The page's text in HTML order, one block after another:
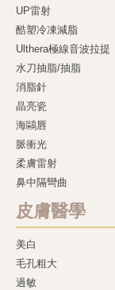
UP雷射
酷塑冷凍減脂
Ulthera極線音波拉提
水刀抽脂/抽脂
消脂針
晶亮瓷
海鷗唇
脈衝光
柔膚雷射
鼻中隔彎曲
皮膚醫學
美白
毛孔粗大
過敏